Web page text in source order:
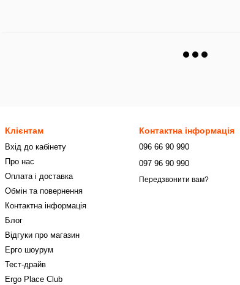
Клієнтам
Вхід до кабінету
Про нас
Оплата і доставка
Обмін та повернення
Контактна інформація
Блог
Відгуки про магазин
Ерго шоурум
Тест-драйв
Ergo Place Club
Контактна інформація
096 66 90 990
097 96 90 990
Передзвонити вам?